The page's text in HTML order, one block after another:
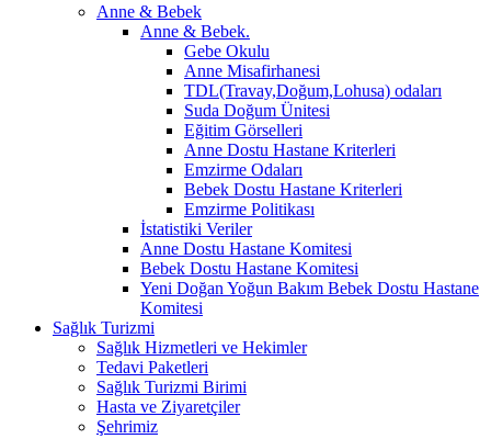
Anne & Bebek
Anne & Bebek.
Gebe Okulu
Anne Misafirhanesi
TDL(Travay,Doğum,Lohusa) odaları
Suda Doğum Ünitesi
Eğitim Görselleri
Anne Dostu Hastane Kriterleri
Emzirme Odaları
Bebek Dostu Hastane Kriterleri
Emzirme Politikası
İstatistiki Veriler
Anne Dostu Hastane Komitesi
Bebek Dostu Hastane Komitesi
Yeni Doğan Yoğun Bakım Bebek Dostu Hastane
Komitesi
Sağlık Turizmi
Sağlık Hizmetleri ve Hekimler
Tedavi Paketleri
Sağlık Turizmi Birimi
Hasta ve Ziyaretçiler
Şehrimiz